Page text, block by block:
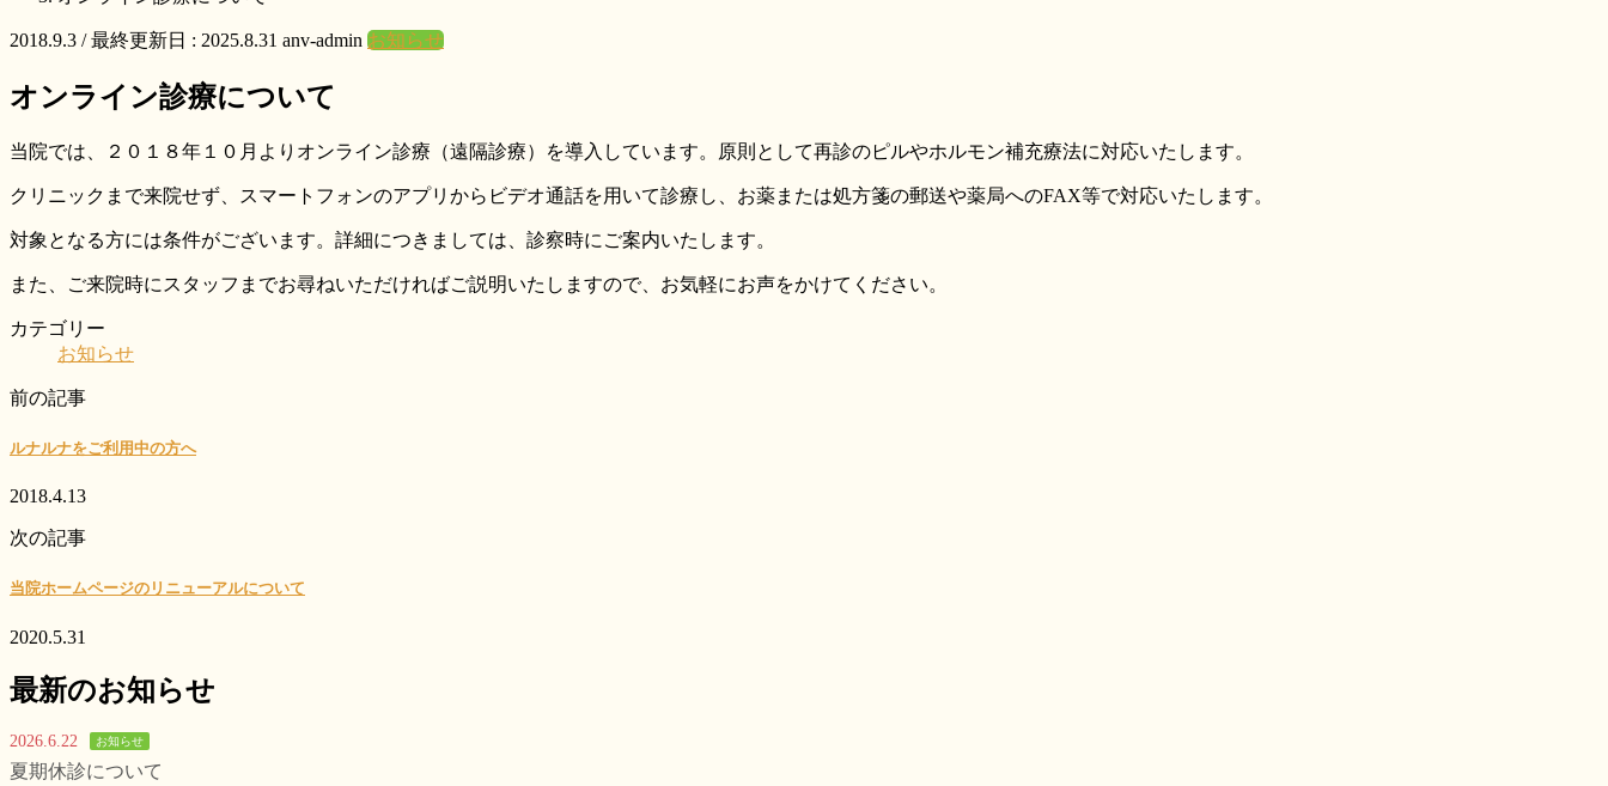
2018.9.3 / 最終更新日 : 2025.8.31 anv-admin お知らせ
オンライン診療について
当院では、２０１８年１０月よりオンライン診療（遠隔診療）を導入しています。原則として再診のピルやホルモン補充療法に対応いたします。
クリニックまで来院せず、スマートフォンのアプリからビデオ通話を用いて診療し、お薬または処方箋の郵送や薬局へのFAX等で対応いたします。
対象となる方には条件がございます。詳細につきましては、診察時にご案内いたします。
また、ご来院時にスタッフまでお尋ねいただければご説明いたしますので、お気軽にお声をかけてください。
カテゴリー
お知らせ
前の記事
ルナルナをご利用中の方へ
2018.4.13
次の記事
当院ホームページのリニューアルについて
2020.5.31
最新のお知らせ
2026.6.22 お知らせ
夏期休診について